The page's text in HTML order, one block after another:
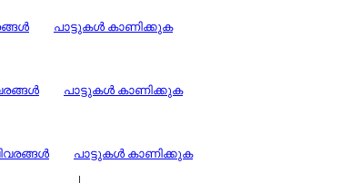
പാട്ടുകള്‍ കാണിക്കുക
പാട്ടുകള്‍ കാണിക്കുക
പാട്ടുകള്‍ കാണിക്കുക